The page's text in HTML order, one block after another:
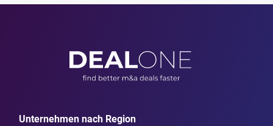
Unternehmen nach Region